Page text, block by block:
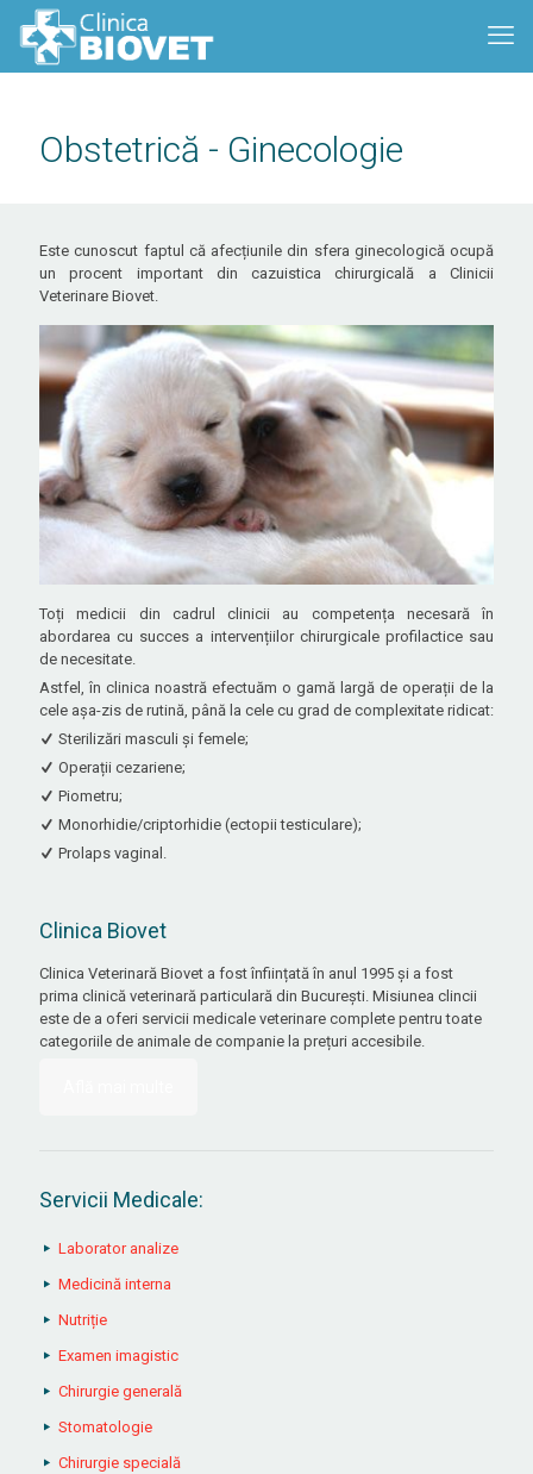
Obstetrică - Ginecologie
Este cunoscut faptul că afecțiunile din sfera ginecologică ocupă
un procent important din cazuistica chirurgicală a Clinicii
Veterinare Biovet.
Toți medicii din cadrul clinicii au competența necesară în
abordarea cu succes a intervențiilor chirurgicale profilactice sau
de necesitate.
Astfel, în clinica noastră efectuăm o gamă largă de operații de la
cele așa-zis de rutină, până la cele cu grad de complexitate ridicat:
Sterilizări masculi și femele;
Operații cezariene;
Piometru;
Monorhidie/criptorhidie (ectopii testiculare);
Prolaps vaginal.
Clinica Biovet
Clinica Veterinară Biovet a fost înființată în anul 1995 și a fost
prima clinică veterinară particulară din București. Misiunea clincii
este de a oferi servicii medicale veterinare complete pentru toate
categoriile de animale de companie la prețuri accesibile.
Servicii Medicale:
Laborator analize
Medicină interna
Nutriție
Examen imagistic
Chirurgie generală
Stomatologie
Chirurgie specială